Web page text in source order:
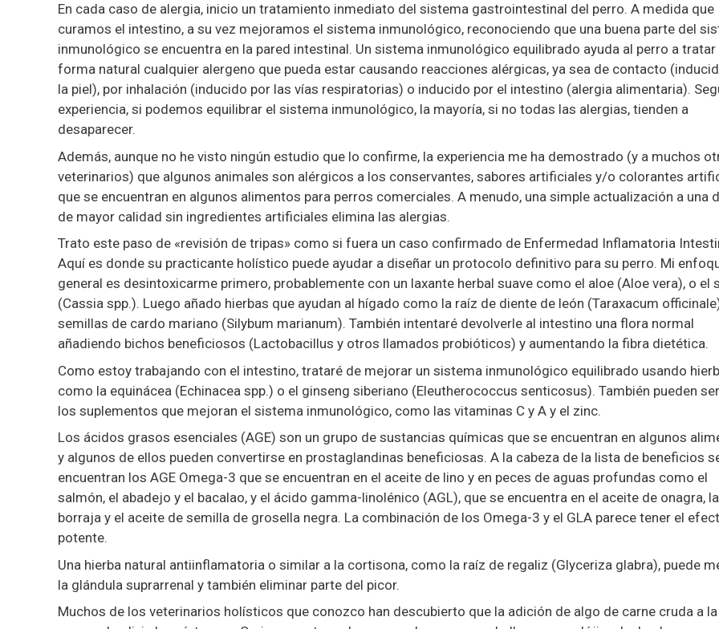
En cada caso de alergia, inicio un tratamiento inmediato del sistema gastrointestinal del perro. A medida que
curamos el intestino, a su vez mejoramos el sistema inmunológico, reconociendo que una buena parte del
inmunológico se encuentra en la pared intestinal. Un sistema inmunológico equilibrado ayuda al perro a tratar
forma natural cualquier alergeno que pueda estar causando reacciones alérgicas, ya sea de contacto
la piel), por inhalación (inducido por las vías respiratorias) o inducido por el intestino (alergia alimentaria).
experiencia, si podemos equilibrar el sistema inmunológico, la mayoría, si no todas las alergias, tienden a
desaparecer.
Además, aunque no he visto ningún estudio que lo confirme, la experiencia me ha demostrado (y a muchos
veterinarios) que algunos animales son alérgicos a los conservantes, sabores artificiales y/o colorantes
que se encuentran en algunos alimentos para perros comerciales. A menudo, una simple actualización a una
de mayor calidad sin ingredientes artificiales elimina las alergias.
Trato este paso de «revisión de tripas» como si fuera un caso confirmado de Enfermedad Inflamatoria
Aquí es donde su practicante holístico puede ayudar a diseñar un protocolo definitivo para su perro. Mi
general es desintoxicarme primero, probablemente con un laxante herbal suave como el aloe (Aloe vera), o el
(Cassia spp.). Luego añado hierbas que ayudan al hígado como la raíz de diente de león (Taraxacum
semillas de cardo mariano (Silybum marianum). También intentaré devolverle al intestino una flora normal
añadiendo bichos beneficiosos (Lactobacillus y otros llamados probióticos) y aumentando la fibra dietética.
Como estoy trabajando con el intestino, trataré de mejorar un sistema inmunológico equilibrado usando
como la equinácea (Echinacea spp.) o el ginseng siberiano (Eleutherococcus senticosus). También pueden
los suplementos que mejoran el sistema inmunológico, como las vitaminas C y A y el zinc.
Los ácidos grasos esenciales (AGE) son un grupo de sustancias químicas que se encuentran en algunos
y algunos de ellos pueden convertirse en prostaglandinas beneficiosas. A la cabeza de la lista de beneficios
encuentran los AGE Omega-3 que se encuentran en el aceite de lino y en peces de aguas profundas como el
salmón, el abadejo y el bacalao, y el ácido gamma-linolénico (AGL), que se encuentra en el aceite de onagra, la
borraja y el aceite de semilla de grosella negra. La combinación de los Omega-3 y el GLA parece tener el
potente.
Una hierba natural antiinflamatoria o similar a la cortisona, como la raíz de regaliz (Glyceriza glabra), puede
la glándula suprarrenal y también eliminar parte del picor.
Muchos de los veterinarios holísticos que conozco han descubierto que la adición de algo de carne cruda a